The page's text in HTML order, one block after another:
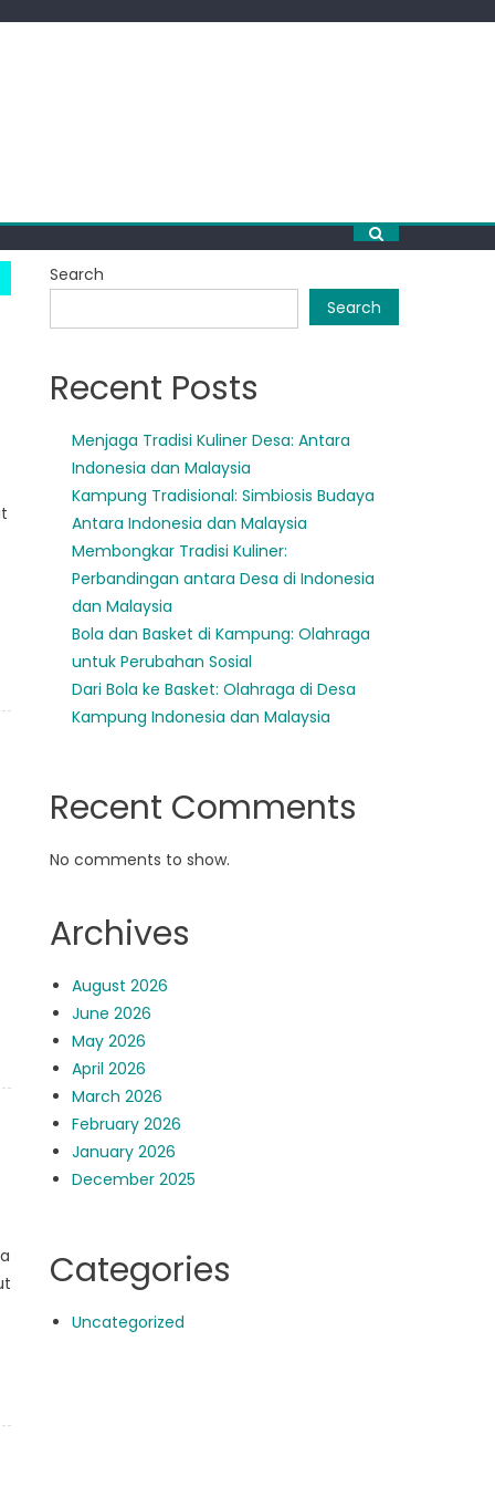
Search
Search
Recent Posts
Menjaga Tradisi Kuliner Desa: Antara
Indonesia dan Malaysia
Kampung Tradisional: Simbiosis Budaya
Antara Indonesia dan Malaysia
Membongkar Tradisi Kuliner:
Perbandingan antara Desa di Indonesia
dan Malaysia
Bola dan Basket di Kampung: Olahraga
untuk Perubahan Sosial
Dari Bola ke Basket: Olahraga di Desa
Kampung Indonesia dan Malaysia
Recent Comments
No comments to show.
Archives
August 2026
June 2026
May 2026
April 2026
March 2026
February 2026
January 2026
December 2025
Categories
Uncategorized